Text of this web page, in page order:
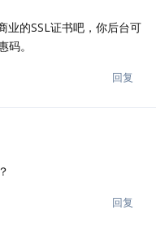
业的SSL证书吧，你后台可
。
回复
回复